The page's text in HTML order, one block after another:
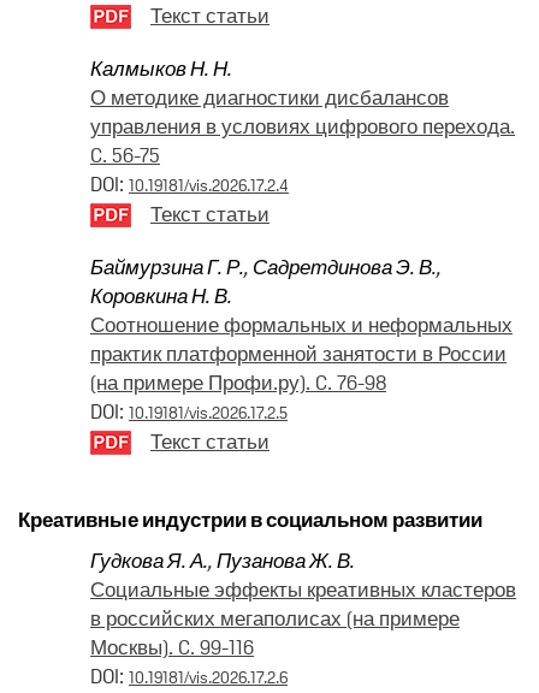
Текст статьи
Калмыков Н. Н.
О методике диагностики дисбалансов
управления в условиях цифрового перехода.
C. 56-75
DOI: 10.19181/vis.2026.17.2.4
Текст статьи
Баймурзина Г. Р., Садретдинова Э. В.,
Коровкина Н. В.
Соотношение формальных и неформальных
практик платформенной занятости в России
(на примере Профи.ру). C. 76-98
DOI: 10.19181/vis.2026.17.2.5
Текст статьи
Креативные индустрии в социальном развитии
Гудкова Я. А.,Пузанова Ж. В.
Социальные эффекты креативных кластеров
в российских мегаполисах (на примере
Москвы). C. 99-116
DOI: 10.19181/vis.2026.17.2.6